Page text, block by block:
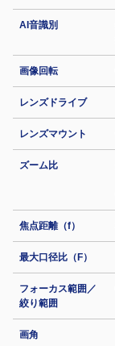
AI音識別
画像回転
レンズドライブ
レンズマウント
ズーム比
焦点距離（f）
最大口径比（F）
フォーカス範囲／
絞り範囲
画角